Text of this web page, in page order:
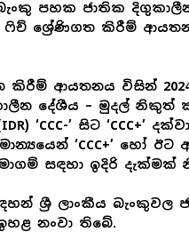
පහක ජාතික
ශ්‍රේණිගත කිරීම්
කිරීම් ආයතනය විසින් 2024
දේශීය – මුදල්
‘CCC-’ සිට ‘CCC+’
‘CCC+’ හෝ
සඳහා ඉදිරි දැක්මක්
ශ්‍රී ලාංකීය බැංකුවල
නංවා තිබේ.